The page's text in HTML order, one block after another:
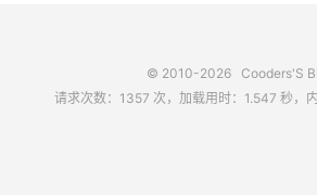
© 2010-2026 Cooders'S
请求次数：1357 次，加载用时：1.547 秒，